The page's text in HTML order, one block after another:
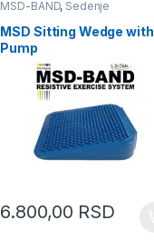
MSD-BAND, Sedenje
MSD Sitting Wedge with
Pump
6.800,00 RSD